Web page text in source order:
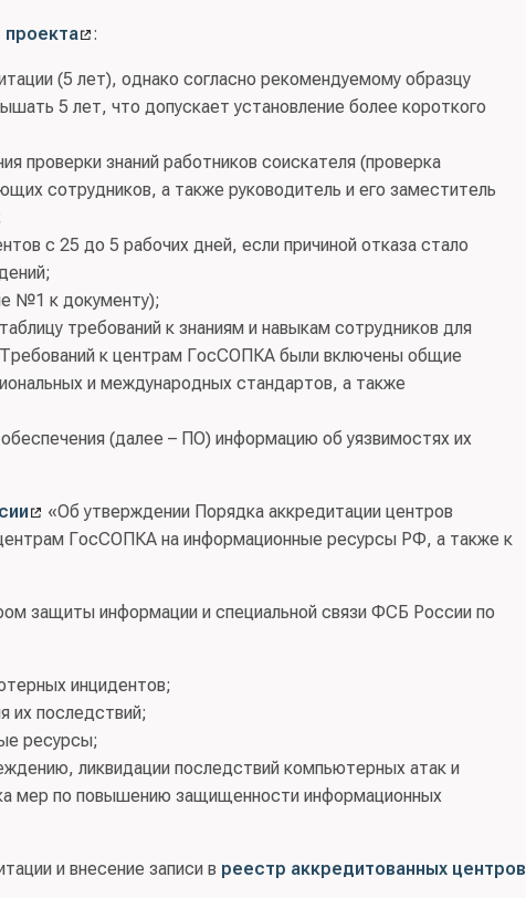
проекта :
(5 лет), однако согласно рекомендуемому образцу
5 лет, что допускает установление более короткого
проверки знаний работников соискателя (проверка
сотрудников, а также руководитель и его заместитель
с 25 до 5 рабочих дней, если причиной отказа стало
№1 к документу);
требований к знаниям и навыкам сотрудников для
к центрам ГосСОПКА были включены общие
и международных стандартов, а также
(далее – ПО) информацию об уязвимостях их
«Об утверждении Порядка аккредитации центров
ГосСОПКА на информационные ресурсы РФ, а также к
защиты информации и специальной связи ФСБ России по
инцидентов;
их последствий;
ресурсы;
ликвидации последствий компьютерных атак и
мер по повышению защищенности информационных
и внесение записи в реестр аккредитованных центров